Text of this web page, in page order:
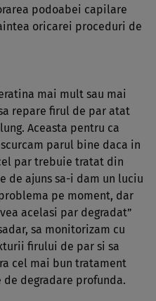
podoabei capilare
oricarei proceduri de
mai mult sau mai
repare firul de par atat
Aceasta pentru ca
parul bine daca in
par trebuie tratat din
de ajuns sa-i dam un luciu
pe moment, dar
acelasi par degradat”
sa monitorizam cu
firului de par si sa
cel mai bun tratament
degradare profunda.